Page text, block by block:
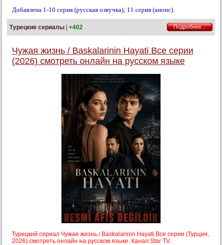
Добавлена 1-10 серия (русская озвучка); 11 серия (анонс).
Турецкие сериалы +402 Подробнее...
Чужая жизнь / Baskalarinin Hayati Все серии
(2026) смотреть онлайн на русском языке
Турецкий сериал Чужая жизнь / Baskalarinin Hayati Все серии (Турция,
2026) смотреть онлайн на русском языке. Канал Star TV.